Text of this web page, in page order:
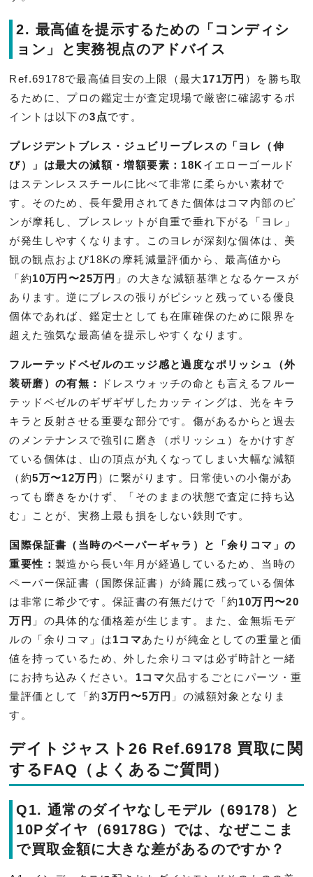
2. 最高値を提示するための「コンディシ
ョン」と実務視点のアドバイス
Ref.69178で最高値目安の上限（最大171万円 ）を勝ち取
るために、プロの鑑定士が査定現場で厳密に確認するポ
イントは以下の3点です。
プレジデントブレス・ジュビリーブレスの「ヨレ（伸
び）」は最大の減額・増額要素： 18K イエローゴールド
はステンレススチールに比べて非常に柔らかい素材で
す。そのため、長年愛用されてきた個体はコマ内部のピ
ンが摩耗し、ブレスレットが自重で垂れ下がる「ヨレ」
が発生しやすくなります。このヨレが深刻な個体は、美
観の観点および18Kの摩耗減量評価から、最高値から
「約10万円〜25万円 」の大きな減額基準となるケースが
あります。逆にブレスの張りがピシッと残っている優良
個体であれば、鑑定士としても在庫確保のために限界を
超えた強気な最高値を提示しやすくなります。
フルーテッドベゼルのエッジ感と過度なポリッシュ（外
装研磨）の有無：
ドレスウォッチの命とも言えるフルー
テッドベゼルのギザギザしたカッティングは、光をキラ
キラと反射させる重要な部分です。傷があるからと過去
のメンテナンスで強引に磨き（ポリッシュ）をかけすぎ
ている個体は、山の頂点が丸くなってしまい大幅な減額
（約5万〜12万円 ）に繋がります。日常使いの小傷があ
っても磨きをかけず、「そのままの状態で査定に持ち込
む」ことが、実務上最も損をしない鉄則です。
国際保証書（当時のペーパーギャラ）と「余りコマ」の
重要性：製造から長い年月が経過しているため、当時の
ペーパー保証書（国際保証書）が綺麗に残っている個体
は非常に希少です。保証書の有無だけで「約10万円〜20
万円 」の具体的な価格差が生じます。また、金無垢モデ
ルの「余りコマ」は1コマあたりが純金としての重量と価
値を持っているため、外した余りコマは必ず時計と一緒
にお持ち込みください。 1コマ欠品するごとにパーツ・重
量評価として「約3万円〜5万円 」の減額対象となりま
す。
デイトジャスト26 Ref.69178 買取に関
するFAQ（よくあるご質問）
Q1. 通常のダイヤなしモデル（69178）と
10Pダイヤ（69178G）では、なぜここま
で買取金額に大きな差があるのですか？